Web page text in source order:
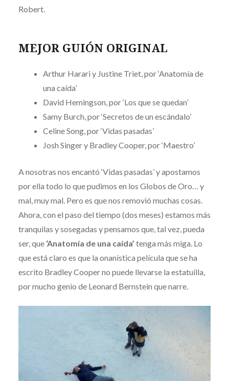
Robert.
MEJOR GUIÓN ORIGINAL
Arthur Harari y Justine Triet, por ‘Anatomía de
una caída’
David Hemingson, por ‘Los que se quedan’
Samy Burch, por ‘Secretos de un escándalo’
Celine Song, por ‘Vidas pasadas’
Josh Singer y Bradley Cooper, por ‘Maestro’
A nosotras nos encantó ‘Vidas pasadas’ y apostamos
por ella todo lo que pudimos en los Globos de Oro… y
mal, muy mal. Pero es que nos removió muchas cosas.
Ahora, con el paso del tiempo (dos meses) estamos más
tranquilas y sosegadas y pensamos que, tal vez, pueda
ser, que ‘Anatomía de una caída’ tenga más miga. Lo
que está claro es que la onanística película que se ha
escrito Bradley Cooper no puede llevarse la estatuilla,
por mucho genio de Leonard Bernstein que narre.